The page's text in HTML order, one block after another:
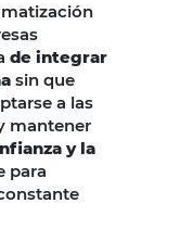
de integrar
sin que
a las
mantener
y la
para